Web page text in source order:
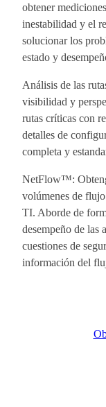
obtener
inestabilidad y el
solucionar los
estado y
Análisis de las
visibilidad y
rutas críticas con
detalles de
completa y
NetFlow™:
volúmenes de
TI. Aborde de
desempeño de las
cuestiones de
información del